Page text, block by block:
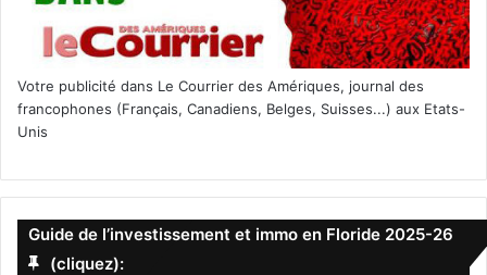
Votre publicité dans Le Courrier des Amériques, journal des
francophones (Français, Canadiens, Belges, Suisses...) aux Etats-
Unis
Guide de l’investissement et immo en Floride 2025-26
(cliquez):